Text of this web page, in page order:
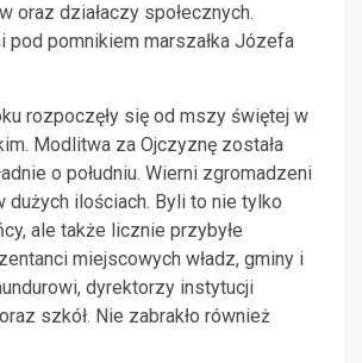
oraz działaczy społecznych.
pod pomnikiem marszałka Józefa
rozpoczęły się od mszy świętej w
Modlitwa za Ojczyznę została
o południu. Wierni zgromadzeni
dużych ilościach. Byli to nie tylko
ale także licznie przybyłe
miejscowych władz, gminy i
dyrektorzy instytucji
szkół. Nie zabrakło również